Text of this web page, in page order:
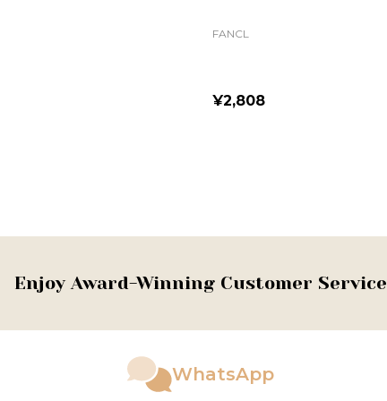
Enjoy Award-Winning Customer Service
WhatsApp